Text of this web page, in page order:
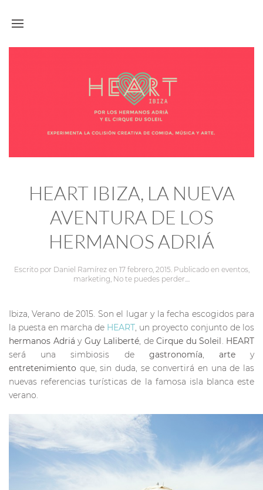
HEART IBIZA, LA NUEVA
AVENTURA DE LOS
HERMANOS ADRIÁ
Escrito por Daniel Ramírezen 17 febrero, 2015. Publicado en eventos,
marketing, No te puedes perder....
Ibiza, Verano de 2015. Son el lugar y la fecha escogidos para
la puesta en marcha de HEART, un proyecto conjunto de los
hermanos Adriá y Guy Laliberté, deCirque du Soleil. HEART
será una simbiosis de gastronomía, artey
entretenimiento que, sin duda, se convertirá en una de las
nuevas referencias turísticas de la famosa isla blanca este
verano.